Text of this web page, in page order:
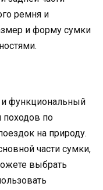
ремня и
и форму сумки
функциональный
походов по
на природу.
части сумки,
выбрать